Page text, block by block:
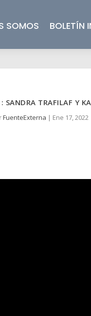
SOMOS BOLETÍN
SANDRA TRAFILAF Y
FuenteExterna | Ene 17, 2022